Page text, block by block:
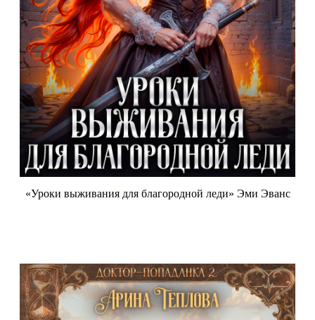
«Уроки выживания для благородной леди» Эми Эванс